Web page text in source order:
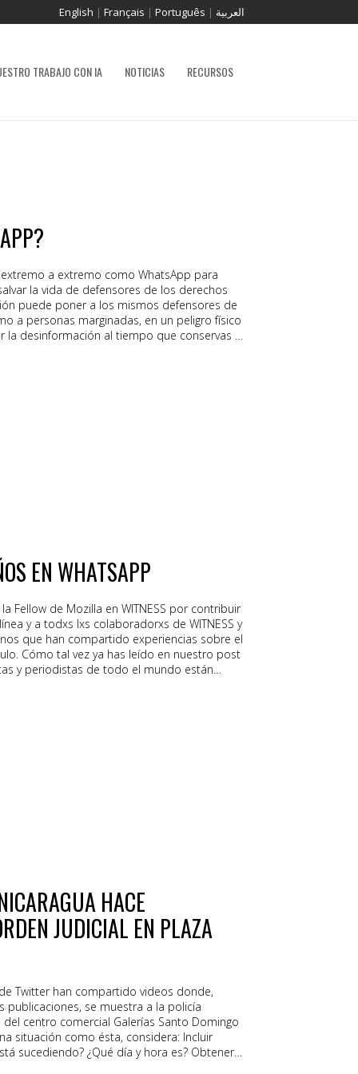
English | Français | Português | العربية
TRABAJO CON IA NOTICIAS RECURSOS
a extremo como WhatsApp para
la vida de defensores de los derechos
puede poner a los mismos defensores de
a personas marginadas, en un peligro físico
la desinformación al tiempo que conservas el
puede combatir la desinformación al
de extremo a extremo. Consulte la otra
EN WHATSAPP
Fellow de Mozilla en WITNESS por contribuir
y a todxs lxs colaboradorxs de WITNESS y
que han compartido experiencias sobre el
Cómo tal vez ya has leído en nuestro post
y periodistas de todo el mundo están
humanos. Mientras que WhatsApp no
segura, creemos que es increíblemente
HACE
JUDICIAL EN PLAZA
Twitter han compartido videos donde,
publicaciones, se muestra a la policía
centro comercial Galerías Santo Domingo
situación como ésta, considera: Incluir
sucediendo? ¿Qué día y hora es? Obtener